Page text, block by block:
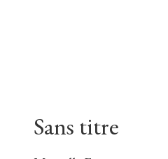
Sans titre